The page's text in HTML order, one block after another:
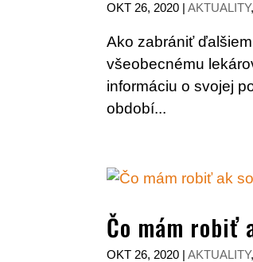
OKT 26, 2020 |AKTUALITY,
Ako zabrániť
všeobecnému
informáciu o svojej
období...
Čo mám robiť
OKT 26, 2020 |AKTUALITY,